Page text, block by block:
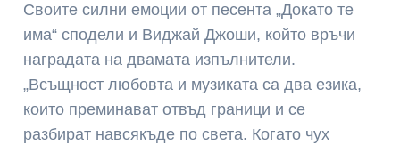
Своите силни емоции от песента „Докато те
има“ сподели и Виджай Джоши, който връчи
наградата на двамата изпълнители.
„Всъщност любовта и музиката са два езика,
които преминават отвъд граници и се
разбират навсякъде по света. Когато чух